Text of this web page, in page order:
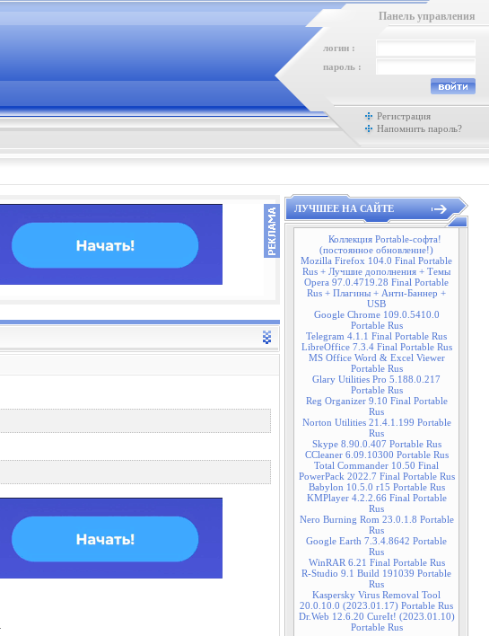
Панель управления
логин :
пароль :
Регистрация
Напомнить пароль?
ЛУЧШЕЕ НА САЙТЕ
Коллекция Portable-софта!
(постоянное обновление!)
Mozilla Firefox 104.0 Final Portable
Rus + Лучшие дополнения + Темы
Opera 97.0.4719.28 Final Portable
Rus + Плагины + Анти-Баннер +
USB
Google Chrome 109.0.5410.0
Portable Rus
Telegram 4.1.1 Final Portable Rus
LibreOffice 7.3.4 Final Portable Rus
MS Office Word & Excel Viewer
Portable Rus
Glary Utilities Pro 5.188.0.217
Portable Rus
Reg Organizer 9.10 Final Portable
Rus
Norton Utilities 21.4.1.199 Portable
Rus
Skype 8.90.0.407 Portable Rus
CCleaner 6.09.10300 Portable Rus
Total Commander 10.50 Final
PowerPack 2022.7 Final Portable Rus
Babylon 10.5.0 r15 Portable Rus
KMPlayer 4.2.2.66 Final Portable
Rus
Nero Burning Rom 23.0.1.8 Portable
Rus
Google Earth 7.3.4.8642 Portable
Rus
WinRAR 6.21 Final Portable Rus
R-Studio 9.1 Build 191039 Portable
Rus
Kaspersky Virus Removal Tool
20.0.10.0 (2023.01.17) Portable Rus
Dr.Web 12.6.20 CureIt! (2023.01.10)
Portable Rus